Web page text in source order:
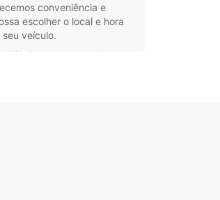
conveniência e
escolher o local e hora
veículo.
A nossa equipa